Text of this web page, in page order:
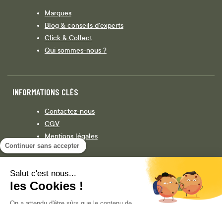
Continuer sans accepter
Salut c'est nous...
les Cookies !
Marques
Blog & conseils d'experts
Click & Collect
Qui sommes-nous ?
INFORMATIONS CLÉS
Contactez-nous
CGV
Mentions légales
Législation
Facebook Instagram